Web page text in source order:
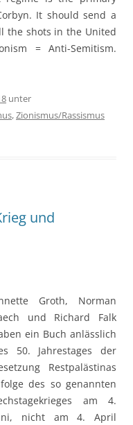
It should send a
the shots in the United
= Anti-Semitism.
unter
,Zionismus/Rassismus
und
Groth, Norman
und Richard Falk
ein Buch anlässlich
50. Jahrestages der
Restpalästinas
des so genannten
am 4.
nicht am 4. April